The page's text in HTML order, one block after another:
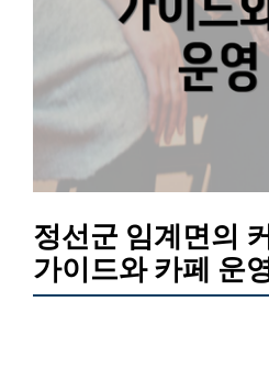
정선군 임계면의
가이드와 카페 운